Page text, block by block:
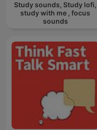
Study sounds, Study lofi,
study with me , focus
sounds